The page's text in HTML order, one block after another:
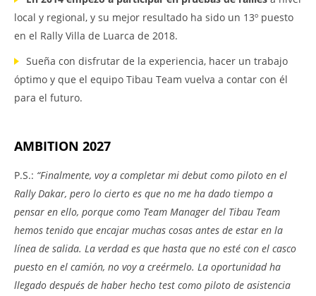
local y regional, y su mejor resultado ha sido un 13º puesto
en el Rally Villa de Luarca de 2018.
Sueña con disfrutar de la experiencia, hacer un trabajo
óptimo y que el equipo Tibau Team vuelva a contar con él
para el futuro.
AMBITION 2027
P.S.: “Finalmente, voy a completar mi debut como piloto en el
Rally Dakar, pero lo cierto es que no me ha dado tiempo a
pensar en ello, porque como Team Manager del Tibau Team
hemos tenido que encajar muchas cosas antes de estar en la
línea de salida. La verdad es que hasta que no esté con el casco
puesto en el camión, no voy a creérmelo. La oportunidad ha
llegado después de haber hecho test como piloto de asistencia